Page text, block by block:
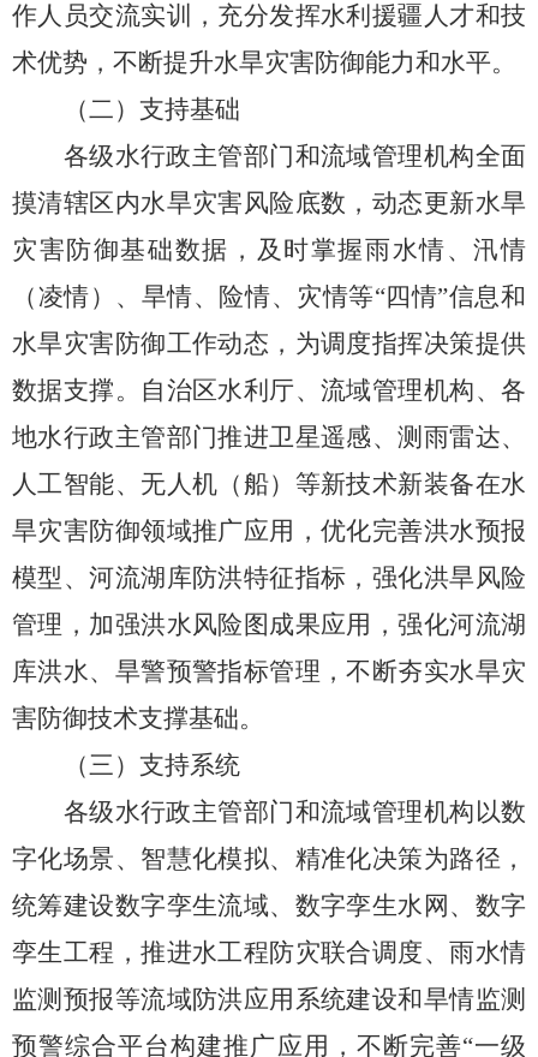
作人员交流实训，充分发挥水利援疆人才和技
术优势，不断提升水旱灾害防御能力和水平。
（二） 支持基础
各级水行政主管部门和流域管理机构全面
摸清辖区内水旱灾害风险底数，动态更新水旱
灾害防御基础数据，及时掌握雨水情、汛情
（凌情）、 旱情、险情、灾情等“四情”信息和
水旱灾害防御工作动态，为调度指挥决策提供
数据支撑。自治区水利厅、流域管理机构、各
地水行政主管部门推进卫星遥感、测雨雷达、
人工智能、 无人机（船） 等新技术新装备在水
旱灾害防御领域推广应用，优化完善洪水预报
模型、河流湖库防洪特征指标，强化洪旱风险
管理，加强洪水风险图成果应用，强化河流湖
库洪水、 旱警预警指标管理，不断夯实水旱灾
害防御技术支撑基础。
（三） 支持系统
各级水行政主管部门和流域管理机构以数
字化场景、智慧化模拟、精准化决策为路径，
统筹建设数字孪生流域、数字孪生水网、数字
孪生工程，推进水工程防灾联合调度、雨水情
监测预报等流域防洪应用系统建设和旱情监测
预警综合平台构建推广应用，不断完善“一级